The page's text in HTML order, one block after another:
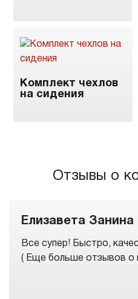
Комплект чехлов
на сидения
Отзывы о
Елизавета Занина
Все супер! Быстро,
( Еще больше отзывов о